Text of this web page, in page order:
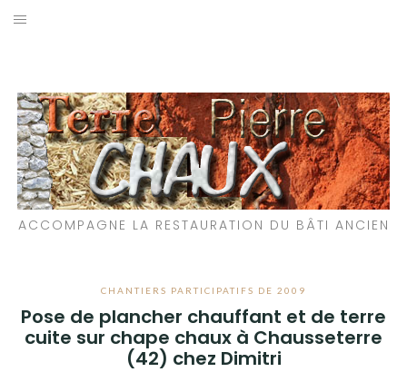
Aller
ACCOMPAGNE LA RESTAURATION DU BÂTI ANCIEN
CHANTIERS PARTICIPATIFS DE 2009
Pose de plancher chauffant et de terre
cuite sur chape chaux à Chausseterre
(42) chez Dimitri
PARTICIPATIFS
CHANTIERS RÉALISÉS
QUE PROPOSONS-NOUS ?